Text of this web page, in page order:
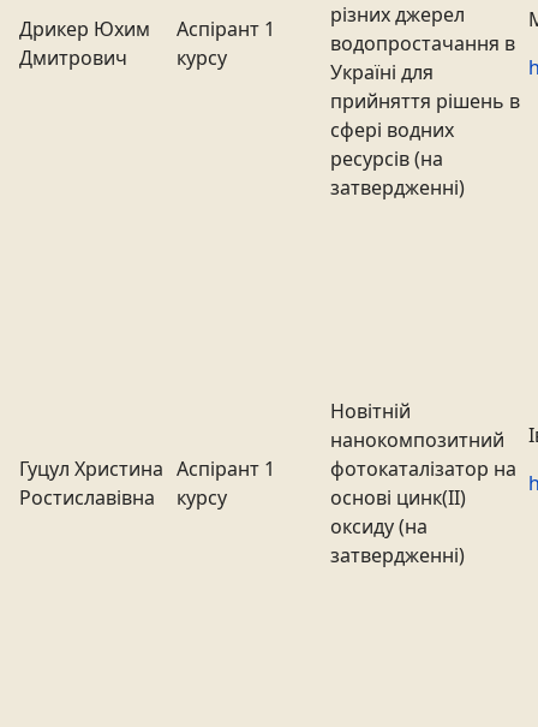
Дрикер Юхим
Дмитрович
Аспірант 1
курсу
різних джерел
водопростачання в
Україні для
прийняття рішень в
сфері водних
ресурсів (на
затвердженні)
Гуцул Христина
Ростиславівна
Аспірант 1
курсу
Новітній
нанокомпозитний
фотокаталізатор на
основі цинк(ІІ)
оксиду (на
затвердженні)